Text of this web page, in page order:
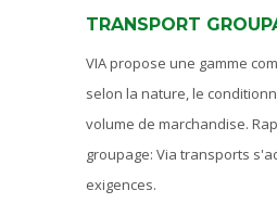
TRANSPORT
VIA propose une gamme
selon la nature, le
volume de marchandise.
groupage: Via transports
exigences.